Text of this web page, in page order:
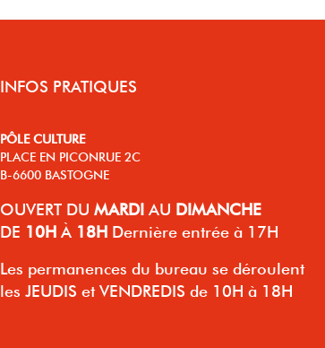
INFOS PRATIQUES
PÔLE CULTURE
PLACE EN PICONRUE 2C
B-6600 BASTOGNE
OUVERT DU MARDI AU DIMANCHE
DE 10H À 18H Dernière entrée à 17H
Les permanences du bureau se déroulent
les JEUDIS et VENDREDIS de 10H à 18H